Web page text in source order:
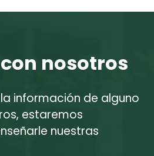
nosotros
información de alguno
estaremos
nuestras